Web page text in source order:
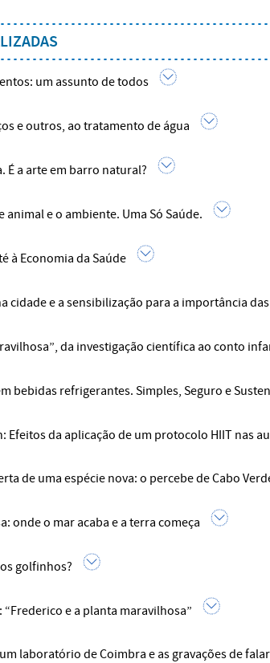
um assunto de todos
e outros, ao tratamento de água
É a arte em barro natural?
animal e o ambiente. Uma Só Saúde.
à Economia da Saúde
cidade e a sensibilização para a importância
da investigação científica ao conto
bebidas refrigerantes. Simples, Seguro e
Efeitos da aplicação de um protocolo HIIT nas
de uma espécie nova: o percebe de Cabo
onde o mar acaba e a terra começa
golfinhos?
e a planta maravilhosa”
laboratório de Coimbra e as gravações de